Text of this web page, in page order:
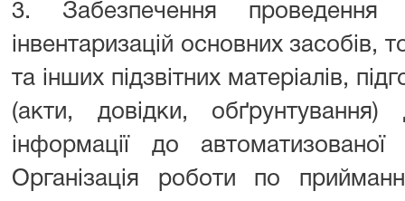
3. Забезпечення проведення
інвентаризацій основних засобів,
та інших підзвітних матеріалів,
(акти, довідки,
інформації до
Організація роботи по